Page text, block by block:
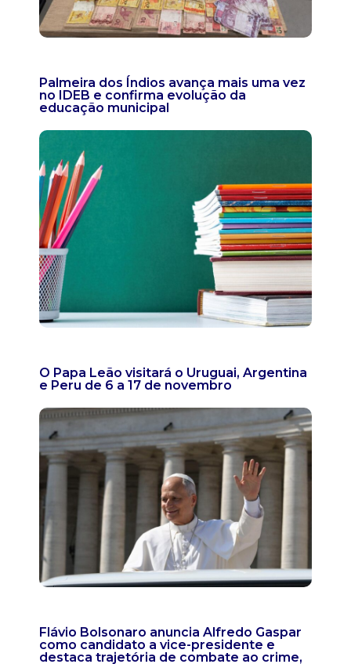
Palmeira dos Índios avança mais uma vez
no IDEB e confirma evolução da
educação municipal
O Papa Leão visitará o Uruguai, Argentina
e Peru de 6 a 17 de novembro
Flávio Bolsonaro anuncia Alfredo Gaspar
como candidato a vice-presidente e
destaca trajetória de combate ao crime,